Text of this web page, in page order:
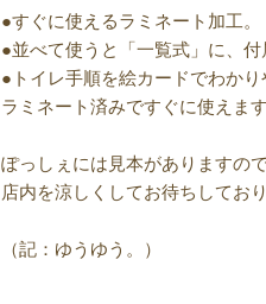
●すぐに使えるラミネート加工。
●並べて使うと「一覧式」に、
●トイレ手順を絵カードでわか
ラミネート済みですぐに使えます
ぽっしぇには見本がありますの
店内を涼しくしてお待ちしており
（記：ゆうゆう。）